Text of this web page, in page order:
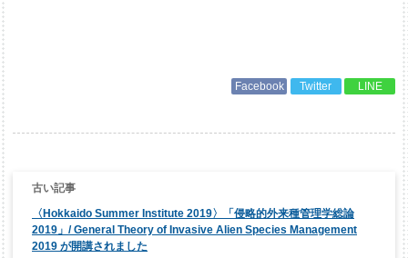
Facebook Twitter LINE
〈Hokkaido Summer Institute 2019〉「侵略的外来種管理学総論
2019」/ General Theory of Invasive Alien Species Management
2019 が開講されました